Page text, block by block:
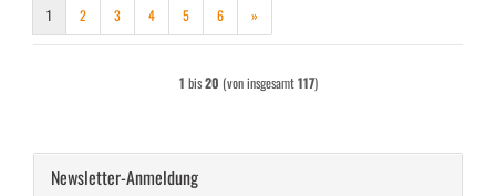
1 2 3 4 5 6 »
1 bis20 (von insgesamt117)
Newsletter-Anmeldung